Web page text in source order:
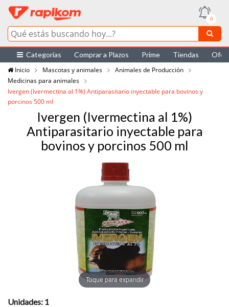
0
Categorías Comprar a Plazos Prime Tiendas
Inicio
Mascotas y animales
Animales de Producción
Medicinas para animales
Ivergen (Ivermectina al 1%) Antiparasitario inyectable para bovinos y
porcinos 500 ml
Ivergen (Ivermectina al 1%)
Antiparasitario inyectable para
bovinos y porcinos 500 ml
Toque para expandir
Unidades: 1